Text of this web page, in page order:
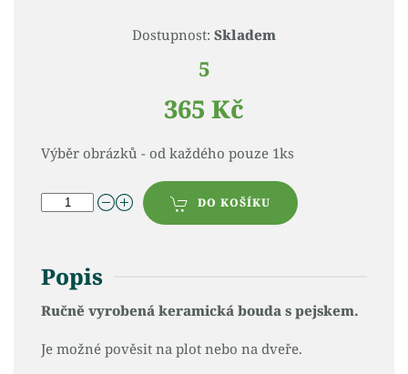
Dostupnost: Skladem
5
365 Kč
Výběr obrázků - od každého pouze 1ks
DO KOŠÍKU
Popis
Ručně vyrobená keramická bouda s pejskem.
Je možné pověsit na plot nebo na dveře.